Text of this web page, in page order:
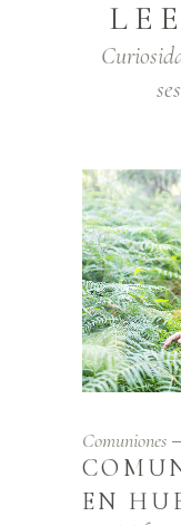
Comuniones
EN